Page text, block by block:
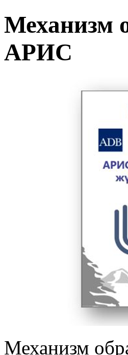
Механизм
АРИС
Механизм